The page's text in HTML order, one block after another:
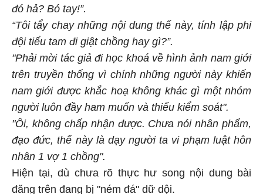
đó hả? Bó tay!”.
“Tôi tẩy chay những nội dung thế này, tính lập phi
đội tiểu tam đi giật chồng hay gì?”.
"Phải mời tác giả đi học khoá về hình ảnh nam giới
trên truyền thống vì chính những người này khiến
nam giới được khắc hoạ không khác gì một nhóm
người luôn đầy ham muốn và thiếu kiểm soát".
"Ôi, không chấp nhận được. Chưa nói nhân phẩm,
đạo đức, thế này là dạy người ta vi phạm luật hôn
nhân 1 vợ 1 chồng".
Hiện tại, dù chưa rõ thực hư song nội dung bài
đăng trên đang bị "ném đá" dữ dội.